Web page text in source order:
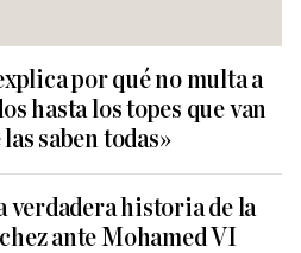
por qué no multa a
hasta los topes que van
saben todas»
verdadera historia de la
ante Mohamed VI